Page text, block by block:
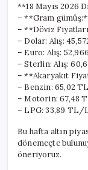
**18 Mayıs 2026
– **Gram
– **Döviz
– Dolar: Alış:
– Euro: Alış:
– Sterlin: Alış:
– **Akaryakıt
– Benzin: 65,02
– Motorin: 67,48
– LPG: 33,89 TL/
Bu hafta altın
dönemeçte
öneriyoruz.